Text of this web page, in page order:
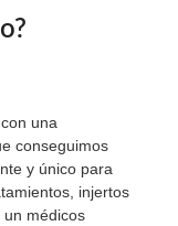
una
conseguimos
y único para
injertos
médicos